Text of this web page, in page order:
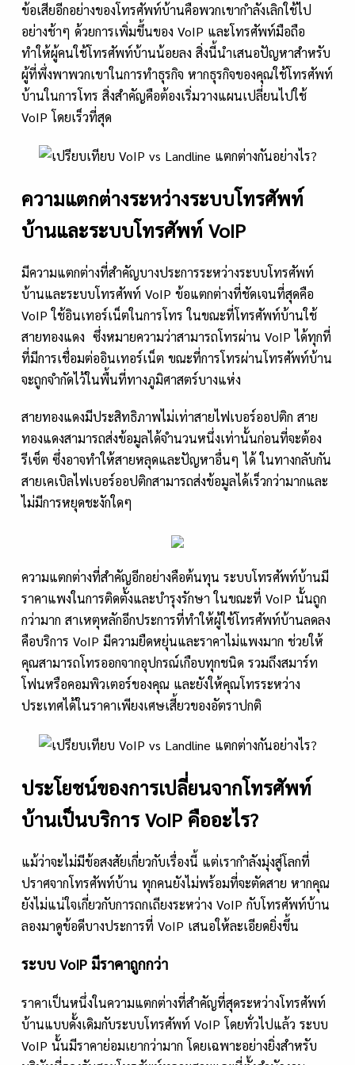
ข้อเสียอีกอย่างของโทรศัพท์บ้านคือพวกเขากำลังเลิกใช้ไป
อย่างช้าๆ ด้วยการเพิ่มขึ้นของ VoIP และโทรศัพท์มือถือ
ทำให้ผู้คนใช้โทรศัพท์บ้านน้อยลง สิ่งนี้นำเสนอปัญหาสำหรับ
ผู้ที่พึ่งพาพวกเขาในการทำธุรกิจ หากธุรกิจของคุณใช้โทรศัพท์
บ้านในการโทร สิ่งสำคัญคือต้องเริ่มวางแผนเปลี่ยนไปใช้
VoIP โดยเร็วที่สุด
ความแตกต่างระหว่างระบบโทรศัพท์
บ้านและระบบโทรศัพท์ VoIP
มีความแตกต่างที่สำคัญบางประการระหว่างระบบโทรศัพท์
บ้านและระบบโทรศัพท์ VoIP ข้อแตกต่างที่ชัดเจนที่สุดคือ
VoIP ใช้อินเทอร์เน็ตในการโทร ในขณะที่โทรศัพท์บ้านใช้
สายทองแดง ซึ่งหมายความว่าสามารถโทรผ่าน VoIP ได้ทุกที่
ที่มีการเชื่อมต่ออินเทอร์เน็ต ขณะที่การโทรผ่านโทรศัพท์บ้าน
จะถูกจำกัดไว้ในพื้นที่ทางภูมิศาสตร์บางแห่ง
สายทองแดงมีประสิทธิภาพไม่เท่าสายไฟเบอร์ออปติก สาย
ทองแดงสามารถส่งข้อมูลได้จำนวนหนึ่งเท่านั้นก่อนที่จะต้อง
รีเซ็ต ซึ่งอาจทำให้สายหลุดและปัญหาอื่นๆ ได้ ในทางกลับกัน
สายเคเบิลไฟเบอร์ออปติกสามารถส่งข้อมูลได้เร็วกว่ามากและ
ไม่มีการหยุดชะงักใดๆ
ความแตกต่างที่สำคัญอีกอย่างคือต้นทุน ระบบโทรศัพท์บ้านมี
ราคาแพงในการติดตั้งและบำรุงรักษา ในขณะที่ VoIP นั้นถูก
กว่ามาก สาเหตุหลักอีกประการที่ทำให้ผู้ใช้โทรศัพท์บ้านลดลง
คือบริการ VoIP มีความยืดหยุ่นและราคาไม่แพงมาก ช่วยให้
คุณสามารถโทรออกจากอุปกรณ์เกือบทุกชนิด รวมถึงสมาร์ท
โฟนหรือคอมพิวเตอร์ของคุณ และยังให้คุณโทรระหว่าง
ประเทศได้ในราคาเพียงเศษเสี้ยวของอัตราปกติ
ประโยชน์ของการเปลี่ยนจากโทรศัพท์
บ้านเป็นบริการ VoIP คืออะไร?
แม้ว่าจะไม่มีข้อสงสัยเกี่ยวกับเรื่องนี้ แต่เรากำลังมุ่งสู่โลกที่
ปราศจากโทรศัพท์บ้าน ทุกคนยังไม่พร้อมที่จะตัดสาย หากคุณ
ยังไม่แน่ใจเกี่ยวกับการถกเถียงระหว่าง VoIP กับโทรศัพท์บ้าน
ลองมาดูข้อดีบางประการที่ VoIP เสนอให้ละเอียดยิ่งขึ้น
ระบบ VoIP มีราคาถูกกว่า
ราคาเป็นหนึ่งในความแตกต่างที่สำคัญที่สุดระหว่างโทรศัพท์
บ้านแบบดั้งเดิมกับระบบโทรศัพท์ VoIP โดยทั่วไปแล้ว ระบบ
VoIP นั้นมีราคาย่อมเยากว่ามาก โดยเฉพาะอย่างยิ่งสำหรับ